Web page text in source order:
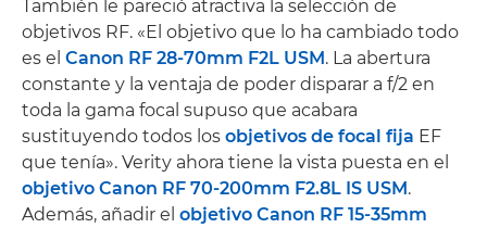
También le pareció atractiva la selección de
objetivos RF. «El objetivo que lo ha cambiado todo
es el Canon RF 28-70mm F2L USM. La abertura
constante y la ventaja de poder disparar a f/2 en
toda la gama focal supuso que acabara
sustituyendo todos los objetivos de focal fija EF
que tenía». Verity ahora tiene la vista puesta en el
objetivo Canon RF 70-200mm F2.8L IS USM.
Además, añadir el objetivo Canon RF 15-35mm